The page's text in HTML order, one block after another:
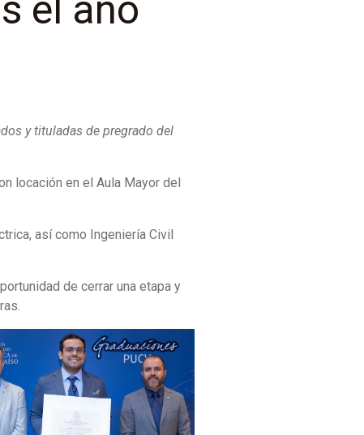
el año
y tituladas de pregrado del
locación en el Aula Mayor del
así como Ingeniería Civil
de cerrar una etapa y